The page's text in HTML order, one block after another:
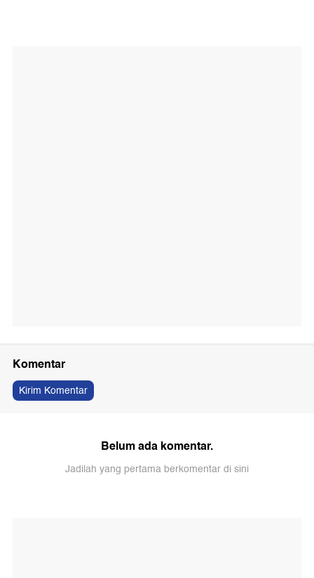
Komentar
Kirim Komentar
Belum ada komentar.
Jadilah yang pertama berkomentar di sini